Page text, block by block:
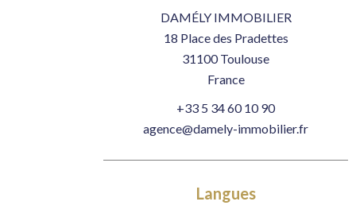
DAMÉLY IMMOBILIER
18 Place des Pradettes
31100Toulouse
France
+33 5 34 60 10 90
agence@damely-immobilier.fr
Langues